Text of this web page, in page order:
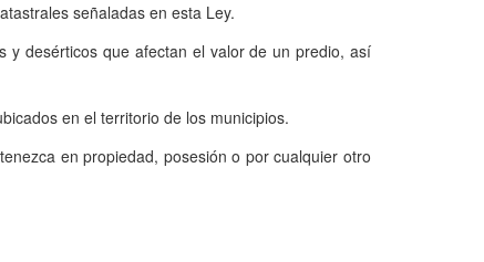
señaladas en esta Ley.
y desérticos que afectan el valor de un predio, así
en el territorio de los municipios.
en propiedad, posesión o por cualquier otro